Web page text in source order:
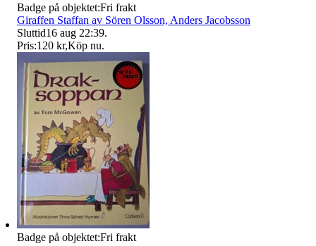
Badge på objektet:Fri frakt
Giraffen Staffan av Sören Olsson, Anders Jacobsson
Sluttid16 aug 22:39.
Pris:120 kr,Köp nu.
Badge på objektet:Fri frakt